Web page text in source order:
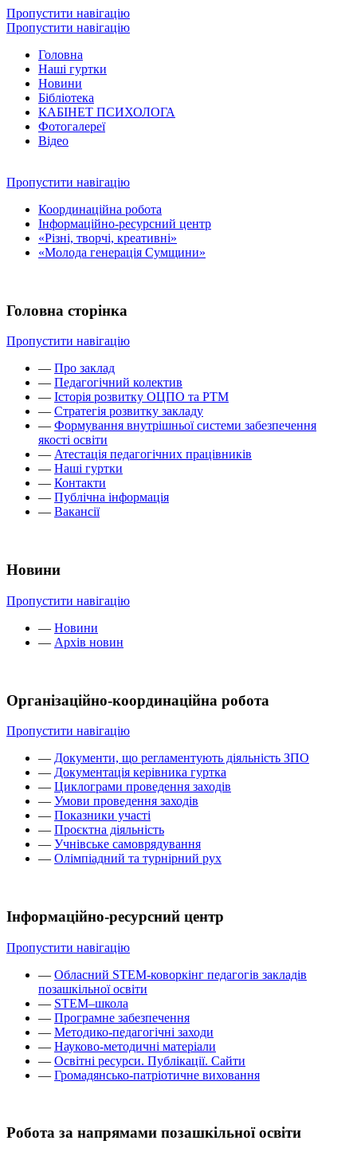
Пропустити навігацію
Пропустити навігацію
Головна
Наші гуртки
Новини
Бібліотека
КАБІНЕТ ПСИХОЛОГА
Фотогалереї
Відео
Пропустити навігацію
Координаційна робота
Інформаційно-ресурсний центр
«Різні, творчі, креативні»
«Молода генерація Сумщини»
Головна сторінка
Пропустити навігацію
— Про заклад
— Педагогічний колектив
— Історія розвитку ОЦПО та РТМ
— Стратегія розвитку закладу
— Формування внутрішньої системи забезпечення
якості освіти
— Атестація педагогічних працівників
— Наші гуртки
— Контакти
— Публічна інформація
— Вакансії
Новини
Пропустити навігацію
— Новини
— Архів новин
Організаційно-координаційна робота
Пропустити навігацію
— Документи, що регламентують діяльність ЗПО
— Документація керівника гуртка
— Циклограми проведення заходів
— Умови проведення заходів
— Показники участі
— Проєктна діяльність
— Учнівське самоврядування
— Олімпіадний та турнірний рух
Інформаційно-ресурсний центр
Пропустити навігацію
— Обласний STEM-коворкінг педагогів закладів
позашкільної освіти
— STEM–школа
— Програмне забезпечення
— Методико-педагогічні заходи
— Науково-методичні матеріали
— Освітні ресурси. Публікації. Сайти
— Громадянсько-патріотичне виховання
Робота за напрямами позашкільної освіти